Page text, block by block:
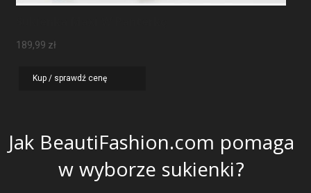
189,99 zł
Kup / sprawdź cenę
Jak BeautiFashion.com pomaga
w wyborze sukienki?